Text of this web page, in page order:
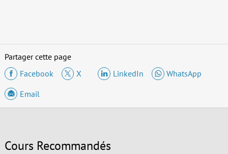
Partager cette page
Facebook
X LinkedIn
WhatsApp
Email
Cours Recommandés